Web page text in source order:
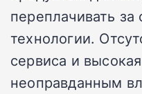
переплачивать
технологии.
сервиса и
неоправданным